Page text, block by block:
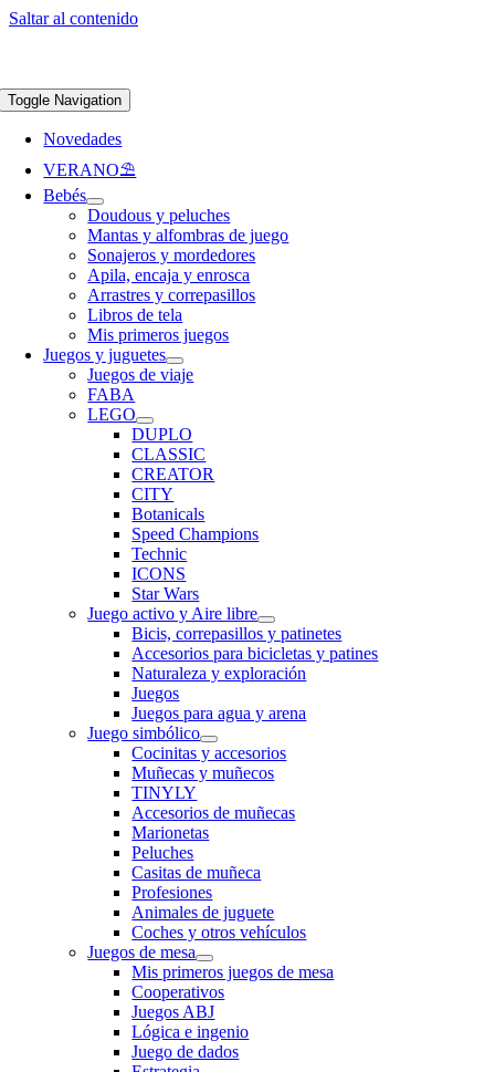
Saltar al contenido
Toggle Navigation
Novedades
VERANO⛱️​
Bebés
Doudous y peluches
Mantas y alfombras de juego
Sonajeros y mordedores
Apila, encaja y enrosca
Arrastres y correpasillos
Libros de tela
Mis primeros juegos
Juegos y juguetes
Juegos de viaje
FABA
LEGO
DUPLO
CLASSIC
CREATOR
CITY
Botanicals
Speed Champions
Technic
ICONS
Star Wars
Juego activo y Aire libre
Bicis, correpasillos y patinetes
Accesorios para bicicletas y patines
Naturaleza y exploración
Juegos
Juegos para agua y arena
Juego simbólico
Cocinitas y accesorios
Muñecas y muñecos
TINYLY
Accesorios de muñecas
Marionetas
Peluches
Casitas de muñeca
Profesiones
Animales de juguete
Coches y otros vehículos
Juegos de mesa
Mis primeros juegos de mesa
Cooperativos
Juegos ABJ
Lógica e ingenio
Juego de dados